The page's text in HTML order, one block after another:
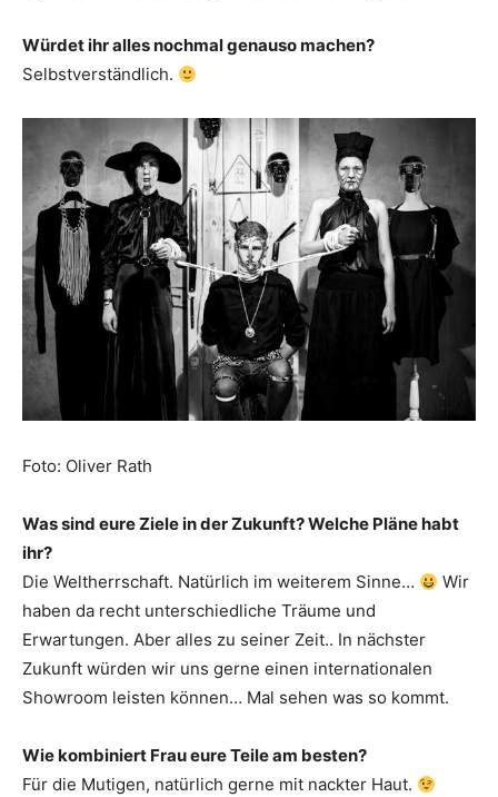
Würdet ihr alles nochmal genauso machen?
Selbstverständlich.
Foto: Oliver Rath
Was sind eure Ziele in der Zukunft? Welche Pläne habt
ihr?
Die Weltherrschaft. Natürlich im weiterem Sinne…
Wir
haben da recht unterschiedliche Träume und
Erwartungen. Aber alles zu seiner Zeit.. In nächster
Zukunft würden wir uns gerne einen internationalen
Showroom leisten können… Mal sehen was so kommt.
Wie kombiniert Frau eure Teile am besten?
Für die Mutigen, natürlich gerne mit nackter Haut.